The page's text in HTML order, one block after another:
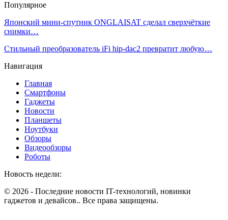
Популярное
Японский мини-спутник ONGLAISAT сделал сверхчёткие
снимки…
Стильный преобразователь iFi hip-dac2 превратит любую…
Навигация
Главная
Смартфоны
Гаджеты
Новости
Планшеты
Ноутбуки
Обзоры
Видеообзоры
Роботы
Новость недели:
© 2026 - Последние новости IT-технологий, новинки
гаджетов и девайсов.. Все права защищены.